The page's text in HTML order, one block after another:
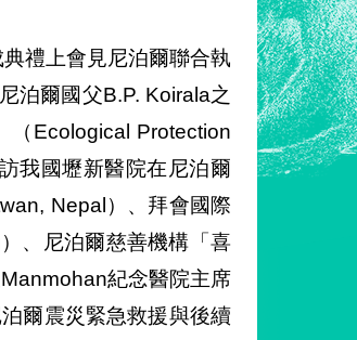
禮上會見尼泊爾聯合執
泊爾國父B.P. Koirala之
Ecological Protection
我國壢新醫院在尼泊爾
Nepal）、拜會國際
、尼泊爾慈善機構「喜
紀念醫院主席
爾震災緊急救援與後續